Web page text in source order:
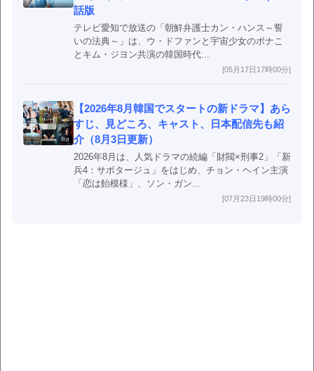
話版
テレビ愛知で放送の「朝鮮弁護士カン・ハンス～誓
いの法典～」は、ウ・ドファンと宇宙少女のボナこ
とキム・ジヨン共演の韓国時代...
[05月17日17時00分]
【2026年8月韓国でスタートの新ドラマ】あら
すじ、見どころ、キャスト、日本配信先も紹
介（8月3日更新）
2026年8月は、人気ドラマの続編「財閥×刑事2」「新
兵4：サボタージュ」をはじめ、チョン・ヘイン主演
「恋は飴模様」、ソン・ガン...
[07月23日19時00分]